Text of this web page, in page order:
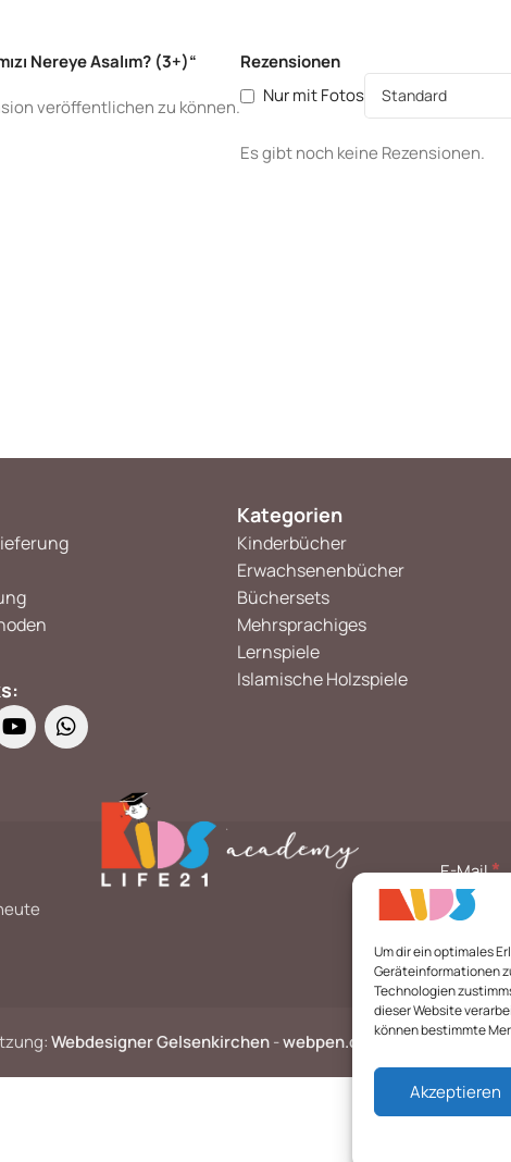
Um dir ein optimales
Geräteinformationen
Technologien
dieser Website
können bestimmte
Akzeptieren
Rezensionen
Nur mit Fotos
Es gibt noch keine Rezensionen.
Nereye Asalım? (3+)“
veröffentlichen zu können.
Kategorien
Kinderbücher
Erwachsenenbücher
Büchersets
Mehrsprachiges
Lernspiele
Islamische Holzspiele
E-Mail*
Webdesigner Gelsenkirchen-webpen.de